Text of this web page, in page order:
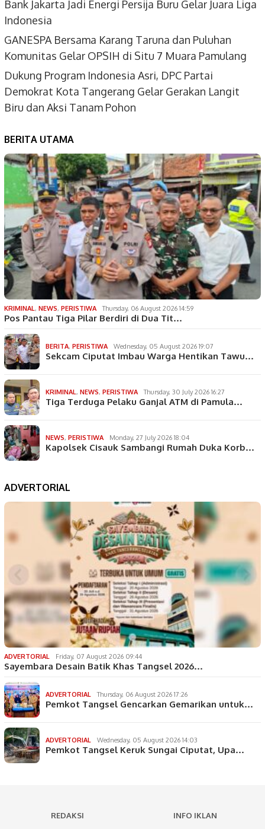
Bank Jakarta Jadi Energi Persija Buru Gelar Juara Liga
Indonesia
GANESPA Bersama Karang Taruna dan Puluhan
Komunitas Gelar OPSIH di Situ 7 Muara Pamulang
Dukung Program Indonesia Asri, DPC Partai
Demokrat Kota Tangerang Gelar Gerakan Langit
Biru dan Aksi Tanam Pohon
BERITA UTAMA
KRIMINAL, NEWS, PERISTIWA Thursday, 06 August 2026 14:59
Pos Pantau Tiga Pilar Berdiri di Dua Tit…
BERITA, PERISTIWA Wednesday, 05 August 2026 19:07
Sekcam Ciputat Imbau Warga Hentikan Tawu…
KRIMINAL, NEWS, PERISTIWA Thursday, 30 July 2026 16:27
Tiga Terduga Pelaku Ganjal ATM di Pamula…
NEWS, PERISTIWA Monday, 27 July 2026 18:04
Kapolsek Cisauk Sambangi Rumah Duka Korb…
ADVERTORIAL
ADVERTORIAL Friday, 07 August 2026 09:44
Sayembara Desain Batik Khas Tangsel 2026…
ADVERTORIAL Thursday, 06 August 2026 17:26
Pemkot Tangsel Gencarkan Gemarikan untuk…
ADVERTORIAL Wednesday, 05 August 2026 14:03
Pemkot Tangsel Keruk Sungai Ciputat, Upa…
REDAKSI
INFO IKLAN